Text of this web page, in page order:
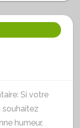
Si votre
souhaitez
humeur,